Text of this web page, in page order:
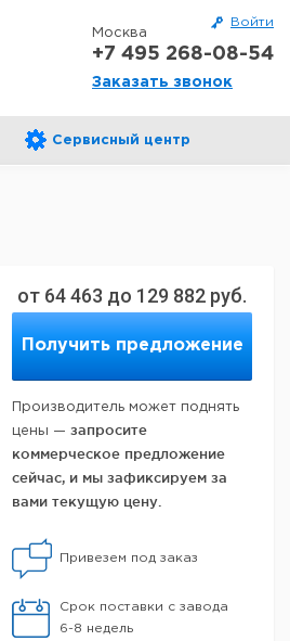
Войти
Москва
+7 495 268-08-54
Заказать звонок
Сервисный центр
от 64 463 до 129 882 руб.
Получить предложение
Производитель может поднять
цены — запросите
коммерческое предложение
сейчас, и мы зафиксируем за
вами текущую цену.
Привезем под заказ
Срок поставки с завода
6-8 недель